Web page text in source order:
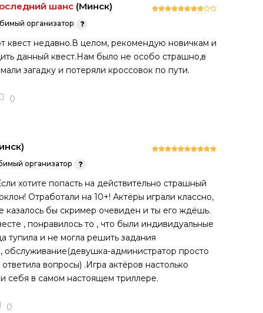
шанс (Минск)
организатор
квест недавно.В целом, рекомендую новичкам и
данный квест.Нам было не особо страшно,в
загадку и потеряли кроссовок по пути.
0
организатор
хотите попасть на действительно страшный
Отработали на 10+! Актёры играли классно,
казалось бы скример очевиден и ты его ждёшь.
, понравилось то , что были индивидуальные
тупила и не могла решить задания
обслуживание(девушка-администратор просто
вопросы) .Игра актёров настолько
себя в самом настоящем триллере.
0